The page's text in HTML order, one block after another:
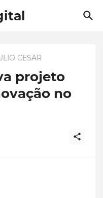
CESAR
projeto
no